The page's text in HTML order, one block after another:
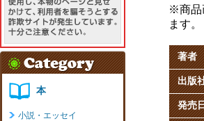
※商品
ます。
著者
出版
発売